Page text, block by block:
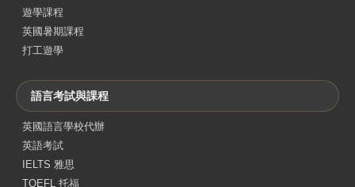
遊學課程
英國暑期課程
打工遊學
語言考試與課程
英國語言學校代辦
英語考試
IELTS 雅思
TOEFL 托福